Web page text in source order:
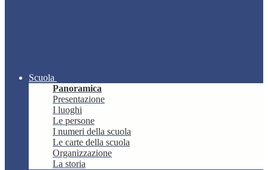
Scuola
Panoramica
Presentazione
I luoghi
Le persone
I numeri della scuola
Le carte della scuola
Organizzazione
La storia